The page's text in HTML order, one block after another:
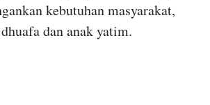
kebutuhan masyarakat,
dan anak yatim.